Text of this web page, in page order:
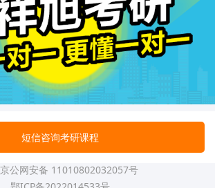
短信咨询考研课程
京公网安备 11010802032057号